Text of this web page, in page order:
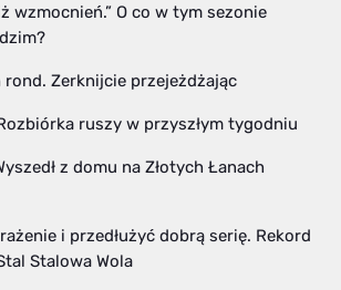
wzmocnień.” O co w tym sezonie
Zerknijcie przejeżdżając
ruszy w przyszłym tygodniu
z domu na Złotych Łanach
i przedłużyć dobrą serię. Rekord
Stalowa Wola